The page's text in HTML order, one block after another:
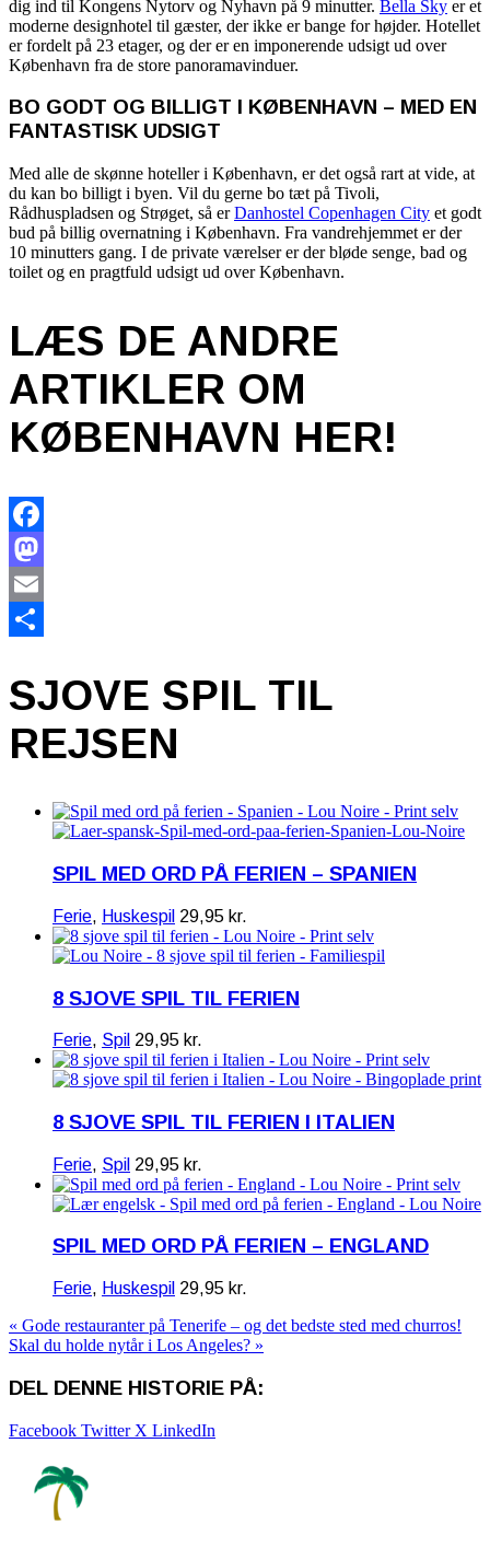
dig ind til Kongens Nytorv og Nyhavn på 9 minutter. Bella Sky er et
moderne designhotel til gæster, der ikke er bange for højder. Hotellet
er fordelt på 23 etager, og der er en imponerende udsigt ud over
København fra de store panoramavinduer.
BO GODT OG BILLIGT I KØBENHAVN – MED EN
FANTASTISK UDSIGT
Med alle de skønne hoteller i København, er det også rart at vide, at
du kan bo billigt i byen. Vil du gerne bo tæt på Tivoli,
Rådhuspladsen og Strøget, så erDanhostel Copenhagen City et godt
bud på billig overnatning i København. Fra vandrehjemmet er der
10 minutters gang. I de private værelser er der bløde senge, bad og
toilet og en pragtfuld udsigt ud over København.
LÆS DE ANDRE
ARTIKLER OM
KØBENHAVN HER!
Facebook
Mastodon
Email
SJOVE SPIL TIL
REJSEN
SPIL MED ORD PÅ FERIEN – SPANIEN
Ferie, Huskespil 29,95 kr.
8 SJOVE SPIL TIL FERIEN
Ferie, Spil 29,95 kr.
8 SJOVE SPIL TIL FERIEN I ITALIEN
Ferie, Spil 29,95 kr.
SPIL MED ORD PÅ FERIEN – ENGLAND
Ferie, Huskespil 29,95 kr.
« Gode restauranter på Tenerife – og det bedste sted med churros!
Skal du holde nytår i Los Angeles? »
DEL DENNE HISTORIE PÅ:
Facebook Twitter X LinkedIn